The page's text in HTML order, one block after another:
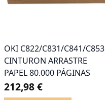
OKI C822/C831/C841/C853
CINTURON ARRASTRE
PAPEL 80.000 PÁGINAS
212,98 €